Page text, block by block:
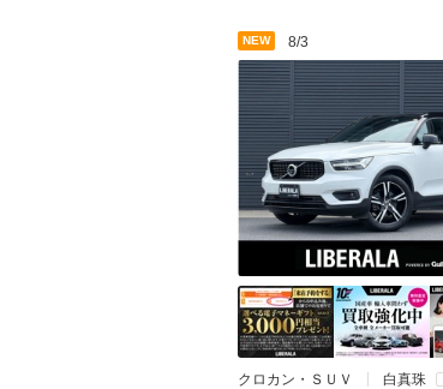
NEW 8/3
クロカン・ＳＵＶ 白真珠